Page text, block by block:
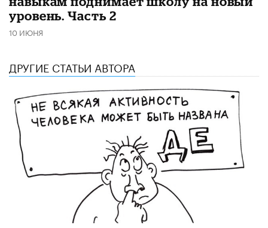
уровень. Часть 2
10 ИЮНЯ
ДРУГИЕ СТАТЬИ АВТОРА